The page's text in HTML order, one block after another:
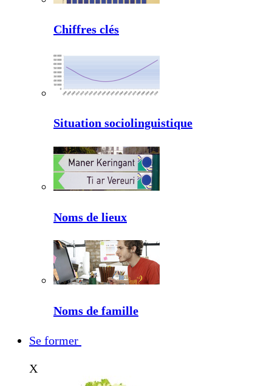
Chiffres clés
Situation sociolinguistique
Noms de lieux
Noms de famille
Se former
X